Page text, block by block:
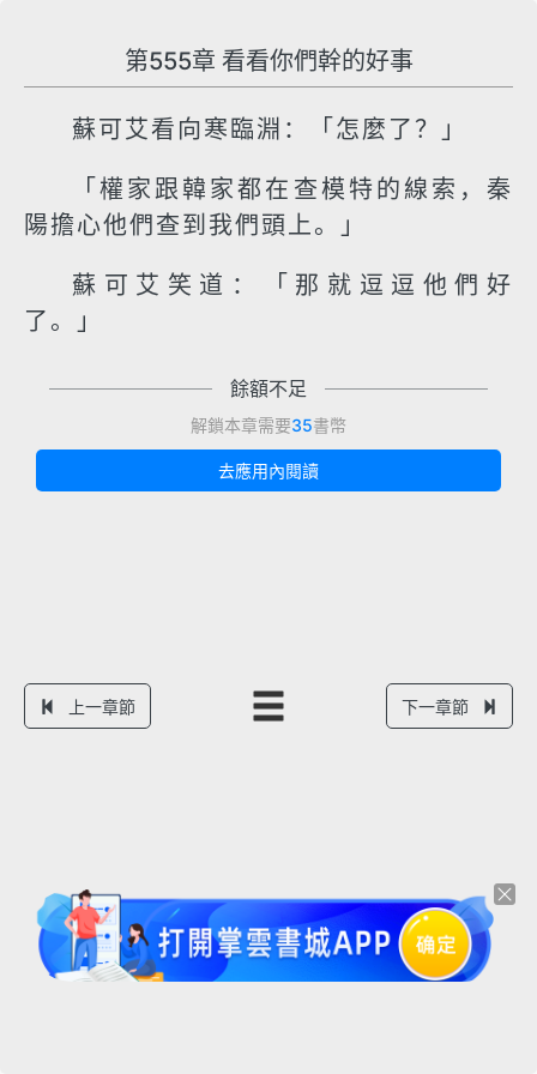
第555章 看看你們幹的好事
蘇可艾看向寒臨淵：「怎麼了？」
「權家跟韓家都在查模特的線索，秦
陽擔心他們查到我們頭上。」
蘇可艾笑道：「那就逗逗他們好
了。」
餘額不足
解鎖本章需要35書幣
去應用內閱讀
上一章節 下一章節